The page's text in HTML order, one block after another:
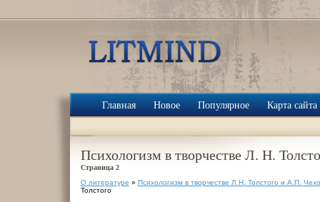
Главная Новое Популярное Карта сайта
Психологизм в творчестве Л. Н.
Страница 2
О литературе » Психологизм в творчестве Л.Н. Толстого и А.П.
Толстого